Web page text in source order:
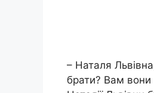
– Наталя
брати? Вам вони